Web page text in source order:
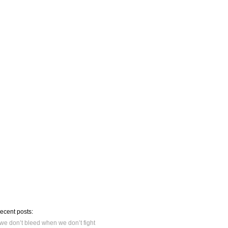
posts:
we don’t bleed when we don’t fight